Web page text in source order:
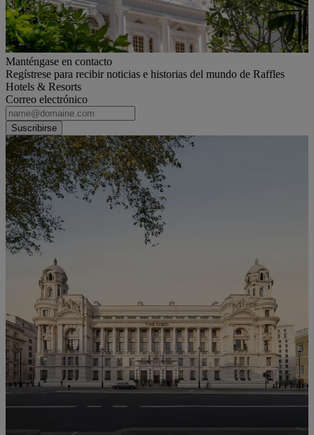
Manténgase en contacto
Regístrese para recibir noticias e historias del mundo de Raffles
Hotels & Resorts
Correo electrónico
Suscribirse